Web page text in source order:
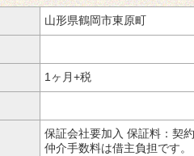
山形県鶴岡市東原町
1ヶ月+税
保証会社要加入 保証料：契
仲介手数料は借主負担です。